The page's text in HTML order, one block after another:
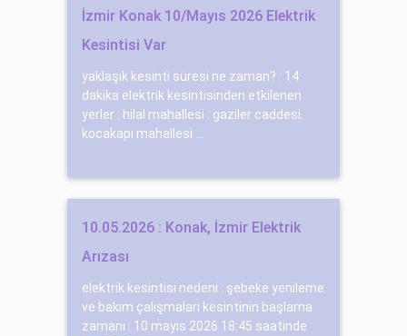
İzmir Konak 10/Mayıs 2026 Elektrik
Kesintisi Var
yaklaşık kesinti süresi ne zaman? : 14
dakika elektrik kesintisinden etkilenen
yerler : hilal mahallesi : gaziler caddesi.
kocakapı mahallesi ...
10.05.2026 : Konak, İzmir Elektrik
Arızası
elektrik kesintisi nedeni : şebeke yenileme
ve bakım çalışmaları kesintinin başlama
zamanı : 10 mayıs 2026 18:45 saatinde